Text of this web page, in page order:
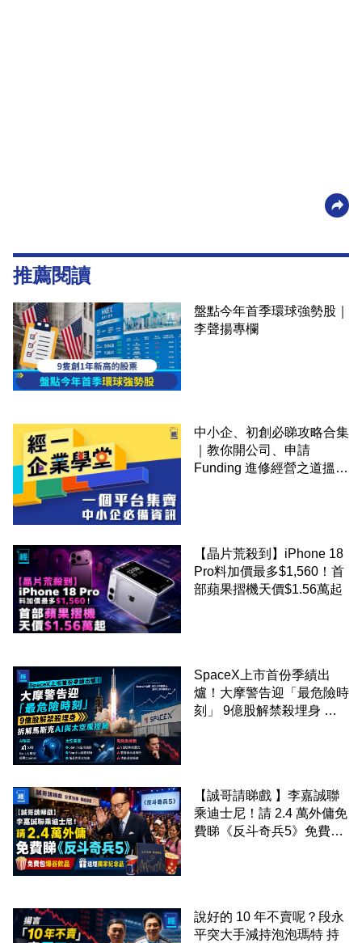
推薦閱讀
盤點今年首季環球強勢股｜
李聲揚專欄
中小企、初創必睇攻略合集
｜教你開公司、申請
Funding 進修經營之道搵大
【晶片荒殺到】iPhone 18
Pro料加價最多$1,560！首
部蘋果摺機天價$1.56萬起
SpaceX上市首份季績出
爐！大摩警告迎「最危險時
刻」 9億股解禁殺埋身 拆
【誠哥請睇戲 】李嘉誠聯
乘迪士尼！請 2.4 萬外傭免
費睇《反斗奇兵5》免費包
說好的 10 年不賣呢？段永
平突大手減持泡泡瑪特 持